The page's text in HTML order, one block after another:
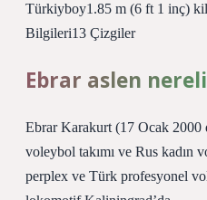
Türkiyboy1.85 m (6 ft 1 inç)
Bilgileri13 Çizgiler
Ebrar aslen
Ebrar Karakurt (17 Ocak 2000
voleybol takımı ve Rus kadın
perplex ve Türk profesyonel